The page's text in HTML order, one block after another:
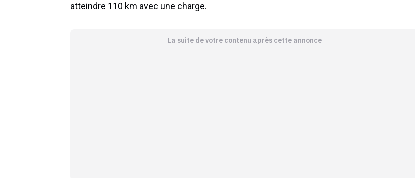
atteindre 110 km avec une charge.
La suite de votre contenu après cette annonce